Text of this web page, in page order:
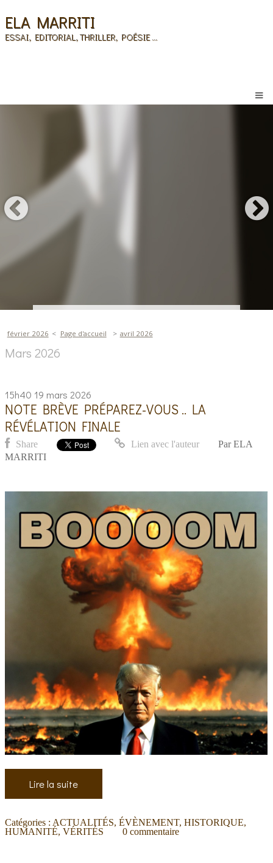
ELA MARRITI
ESSAI, EDITORIAL, THRILLER, POÉSIE ...
février 2026 Page d'accueil avril 2026
Mars 2026
15h40 19 mars 2026
NOTE BRÈVE PRÉPAREZ-VOUS .. LA
RÉVÉLATION FINALE
Share Lien avec l'auteur Par ELA
MARRITI
Lire la suite
Catégories : ACTUALITÉS,ÉVÈNEMENT,HISTORIQUE,
HUMANITÉ,VÉRITÉS 0 commentaire